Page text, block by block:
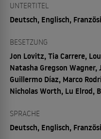
UNTERTITEL
Deutsch, Englisch,
BESETZUNG
Jon Lovitz, Tia Carrere,
Natasha Gregson
Guillermo Díaz, Marco
Nicholas Worth, Lu Elrod,
SPRACHE
Deutsch, Englisch,